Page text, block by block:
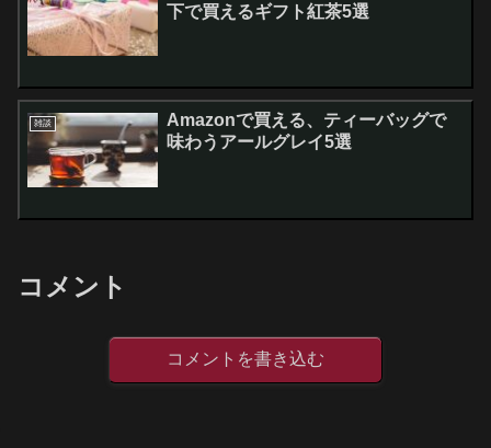
下で買えるギフト紅茶5選
雑談
Amazonで買える、ティーバッグで
味わうアールグレイ5選
コメント
コメントを書き込む